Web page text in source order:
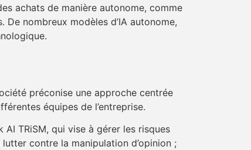
achats de manière autonome, comme
nombreux modèles d’IA autonome,
préconise une approche centrée
équipes de l’entreprise.
TRiSM, qui vise à gérer les risques
contre la manipulation d’opinion ;